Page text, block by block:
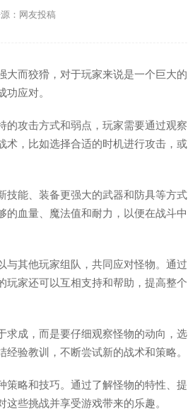
：网友投稿
而狡猾，对于玩家来说是一个巨大的
应对。
攻击方式和弱点，玩家需要通过观察
术，比如选择合适的时机进行攻击，或
技能、装备更强大的武器和防具等方式
血量、魔法值和耐力，以便在战斗中
其他玩家组队，共同应对怪物。通过
家还可以互相支持和帮助，提高整个
求成，而是要仔细观察怪物的动向，选
验教训，不断尝试新的战术和策略。
略和技巧。通过了解怪物的特性、提
些挑战并享受游戏带来的乐趣。